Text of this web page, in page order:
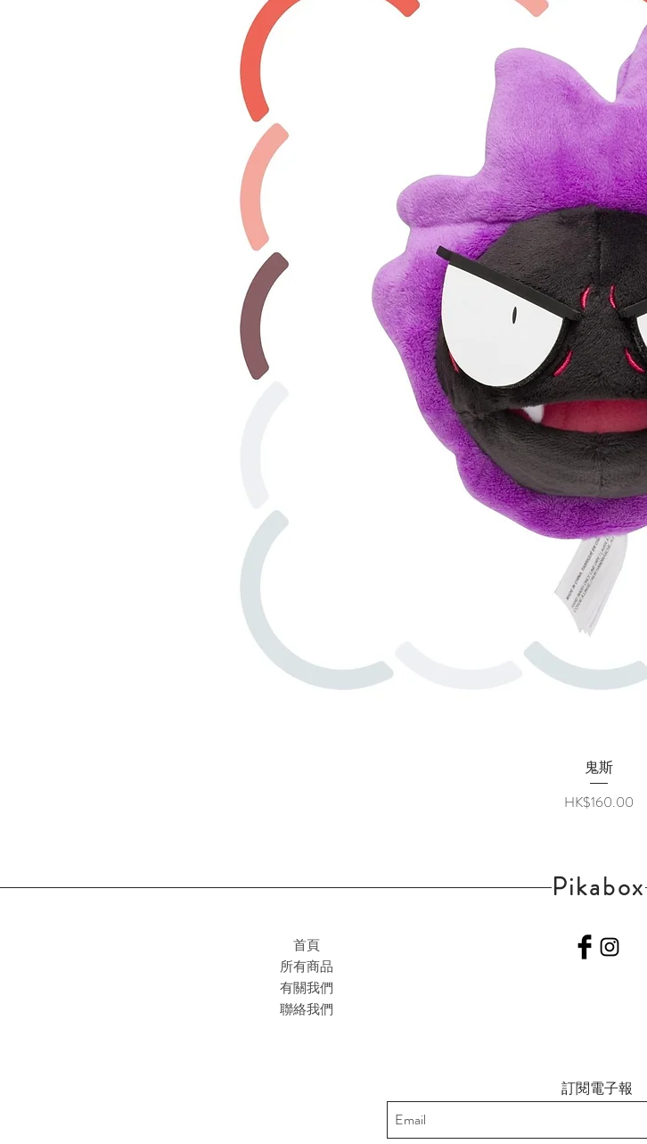
快速瀏覽
鬼斯
價格
HK$160.00
Pikabox
首頁
所有商品
有關我們
聯絡我們
訂閱電子報